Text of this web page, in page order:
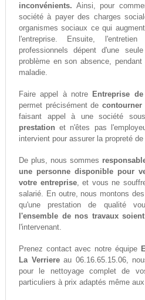
inconvénients. Ainsi, pour
société à payer des charges
organismes sociaux ce qui
l'entreprise. Ensuite,
professionnels dépent d'une
problème en son absence,
maladie.
Faire appel à notre Entreprise
permet précisément de
faisant appel à une société
prestation et n'êtes pas
intervient pour assurer la propreté
De plus, nous sommes
une personne disponible pour
votre entreprise, et vous ne
salarié. En outre, nous montons
qu'une prestation de qualité
l'ensemble de nos travaux
l'intervenant.
Prenez contact avec notre équipe
La Verriereau 06.16.65.15.06,
pour le nettoyage complet de
particuliers à prix adaptés même